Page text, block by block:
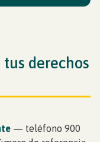
derechos
— teléfono 900